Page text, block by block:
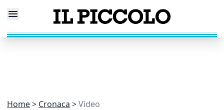
Home Cronaca Video